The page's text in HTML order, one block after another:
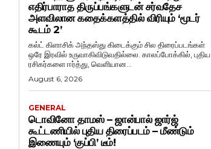
எதிர்பாராத திருப்பங்களுடன் சர்வதேச
அளவிலான கதைக்களத்தில் விரியும் ‘மூடர்
கூடம் 2’
கல்ட் கிளாசிக் அந்தஸ்து கிடைக்கும் சில திரைப்படங்கள்
ஒரே இரவில் உருவாகிவிடுவதில்லை. காலப்போக்கில், புதிய
ரசிகர்களை ஈர்த்து, வெளியான...
August 6, 2026
GENERAL
டொவினோ தாமஸ் – ஜான்பால் ஜார்ஜ்
கூட்டணியில் புதிய திரைப்படம் – மீண்டும்
இணையும் ‘குப்பி’ டீம்!